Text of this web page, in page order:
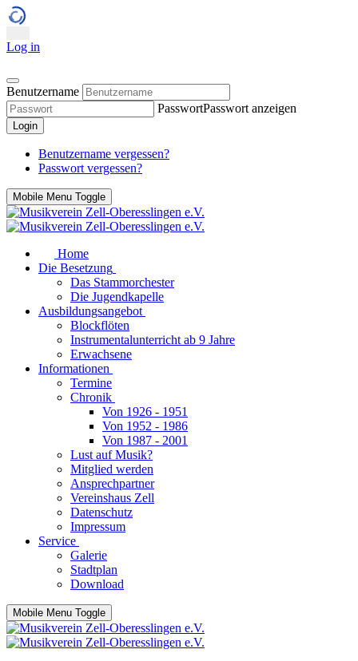
Log in
Benutzername
PasswortPasswort anzeigen
Login
Benutzername vergessen?
Passwort vergessen?
Mobile Menu Toggle
Home
Die Besetzung
Das Stammorchester
Die Jugendkapelle
Ausbildungsangebot
Blockflöten
Instrumentalunterricht ab 9 Jahre
Erwachsene
Informationen
Termine
Chronik
Von 1926 - 1951
Von 1952 - 1986
Von 1987 - 2001
Lust auf Musik?
Mitglied werden
Ansprechpartner
Vereinshaus Zell
Datenschutz
Impressum
Service
Galerie
Stadtplan
Download
Mobile Menu Toggle